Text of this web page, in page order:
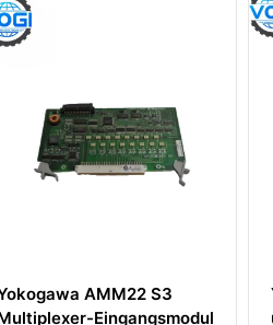
YOKOGAWA AAM11 Strom-
und